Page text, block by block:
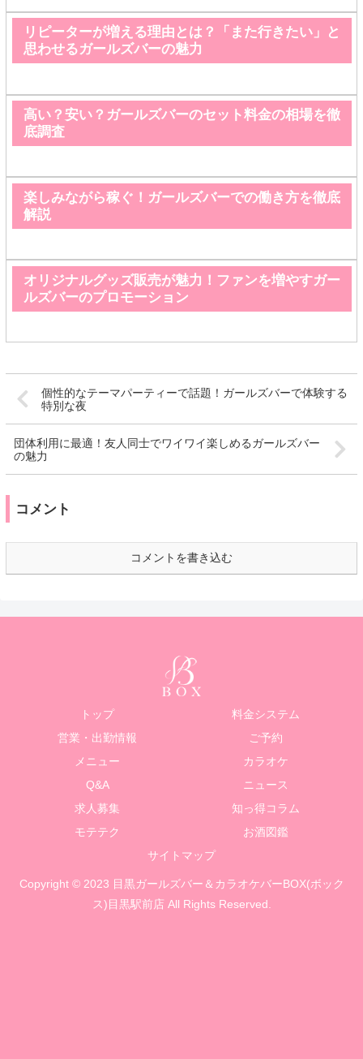
リピーターが増える理由とは？「また行きたい」と
思わせるガールズバーの魅力
高い？安い？ガールズバーのセット料金の相場を徹
底調査
楽しみながら稼ぐ！ガールズバーでの働き方を徹底
解説
オリジナルグッズ販売が魅力！ファンを増やすガー
ルズバーのプロモーション
個性的なテーマパーティーで話題！ガールズバーで体験する
特別な夜
団体利用に最適！友人同士でワイワイ楽しめるガールズバー
の魅力
コメント
コメントを書き込む
トップ
料金システム
営業・出勤情報
ご予約
メニュー
カラオケ
Q&A
ニュース
求人募集
知っ得コラム
モテテク
お酒図鑑
サイトマップ
Copyright © 2023 目黒ガールズバー＆カラオケバーBOX(ボック
ス)目黒駅前店 All Rights Reserved.